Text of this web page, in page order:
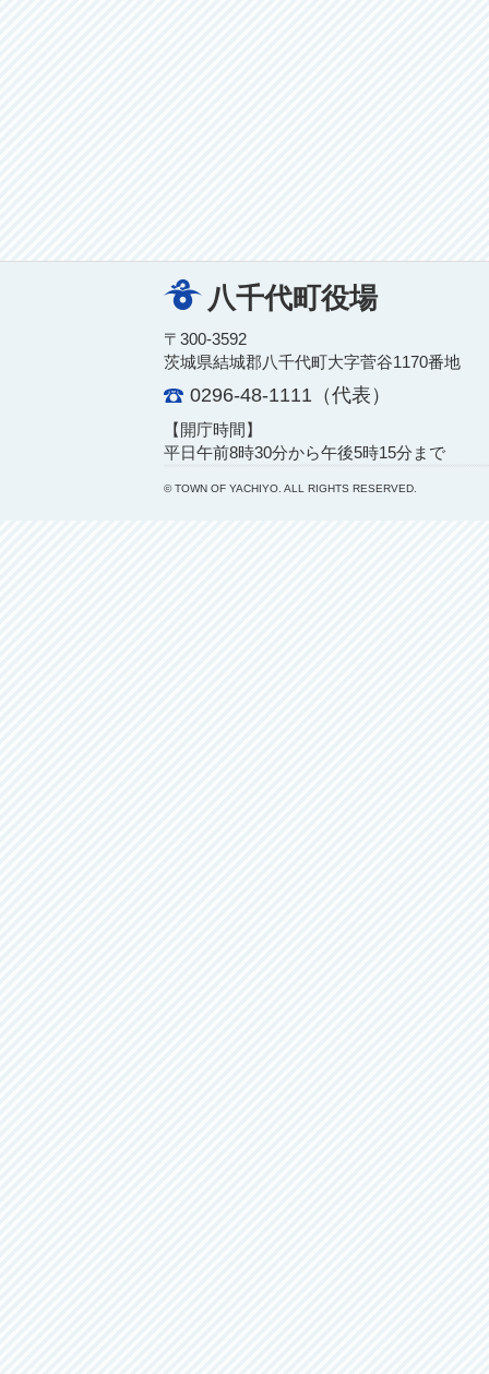
八千代町役場
〒300-3592
茨城県結城郡八千代町大字菅谷1170番地
0296-48-1111（代表）
【開庁時間】
平日午前8時30分から午後5時15分まで
© TOWN OF YACHIYO. ALL RIGHTS RESERVED.